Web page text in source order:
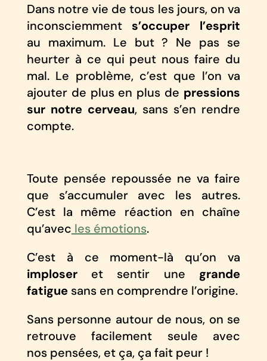
Dans notre vie de tous les jours, on va
inconsciemments’occuper l’esprit
au maximum. Le but ? Ne pas se
heurter à ce qui peut nous faire du
mal. Le problème, c’est que l’on va
ajouter de plus en plus de pressions
sur notre cerveau, sans s’en rendre
compte.
Toute pensée repoussée ne va faire
que s’accumuler avec les autres.
C’est la même réaction en chaîne
qu’avec les émotions.
C’est à ce moment-là qu’on va
imploseret sentir une grande
fatiguesans en comprendre l’origine.
Sans personne autour de nous, on se
retrouve facilement seule avec
nos pensées, et ça, ça fait peur !